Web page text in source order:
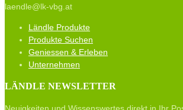
laendle@lk-vbg.at
Ländle Produkte
Produkte Suchen
Geniessen & Erleben
Unternehmen
LÄNDLE NEWSLETTER